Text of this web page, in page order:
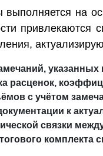
выполняется на
привлекаются
расценок,
с учётом
к
связки
комплекта